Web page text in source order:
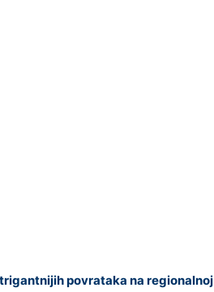
povrataka na regionalnoj